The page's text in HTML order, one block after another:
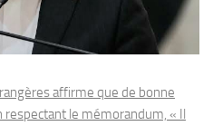
affirme que de bonne
respectant le mémorandum, « Il